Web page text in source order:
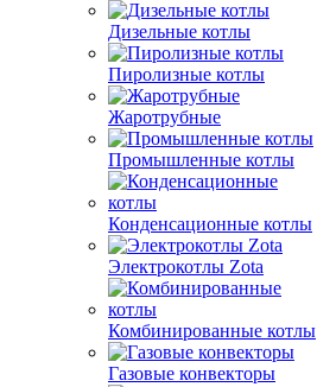
Дизельные котлы
Пиролизные котлы
Жаротрубные
Промышленные котлы
Конденсационные котлы
Электрокотлы Zota
Комбинированные котлы
Газовые конвекторы